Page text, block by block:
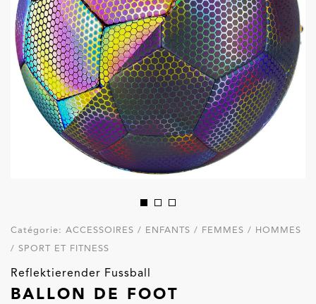
Catégorie: ACCESSOIRES / ENFANTS / FEMMES / HOMMES
/ SPORT ET FITNESS
Reflektierender Fussball
BALLON DE FOOT